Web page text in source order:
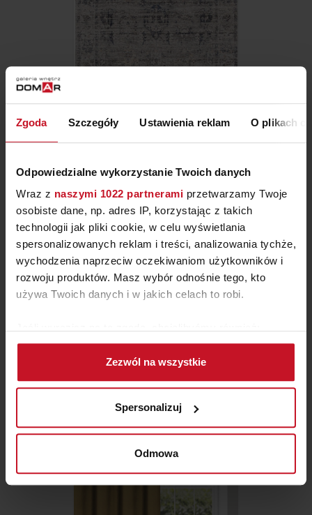
Zgoda Szczegóły Ustawienia reklam O plikach
Odpowiedzialne wykorzystanie Twoich danych
Wraz z naszymi 1022 partnerami przetwarzamy Twoje
osobiste dane, np. adres IP, korzystając z takich
technologii jak pliki cookie, w celu wyświetlania
spersonalizowanych reklam i treści, analizowania tychże,
wychodzenia naprzeciw oczekiwaniom użytkowników i
rozwoju produktów. Masz wybór odnośnie tego, kto
używa Twoich danych i w jakich celach to robi.
Gromadzić dane dotyczące Twojej lokalizacji
geograficznej z dokładnością nawet do kilku metrów
Identyfikować Twoje urządzenie, aktywnie
(fingerprinting, czyli wirtualny odcisk palca)
Dowiedz się więcej odnośnie tego, jak Twoje osobiste
dane są przetwarzane oraz ustaw własne preferencje w
zmienić lub wycofać swoją zgodę w dowolnej chwili.
Zezwól na wszystkie
Spersonalizuj
Odmowa
DYWAN MAXIMA MXM 04
BLUE RUST
DYWANY CASCADE